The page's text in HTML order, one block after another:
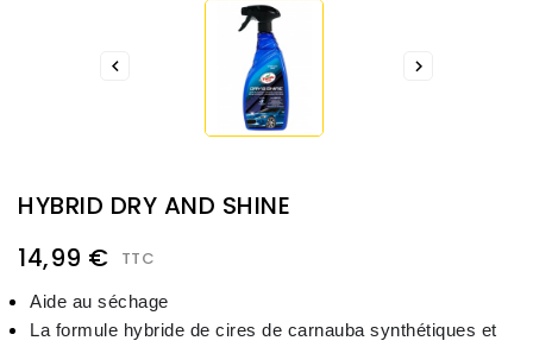
 
HYBRID DRY AND SHINE
14,99 €
TTC
Aide au séchage
La formule hybride de cires de carnauba synthétiques et